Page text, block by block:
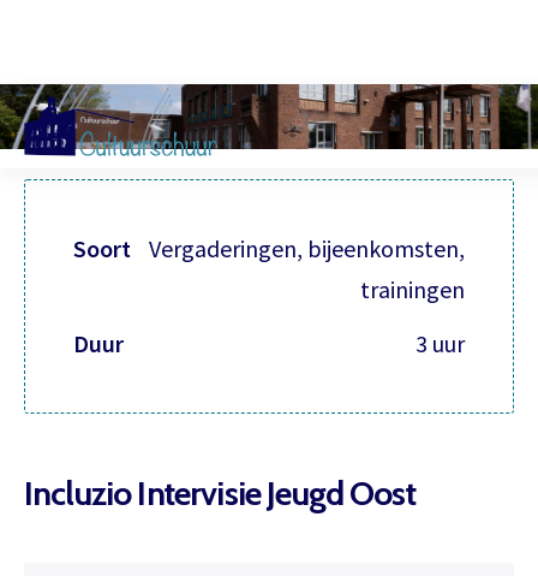
Incluzio Intervisie Jeugd Oost
Soort Vergaderingen, bijeenkomsten,
trainingen
Duur
3 uur